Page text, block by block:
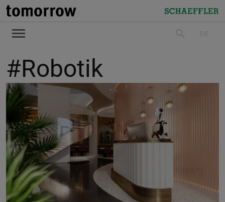
tomorrow
Schaeffler
suchenDE
#Robotik